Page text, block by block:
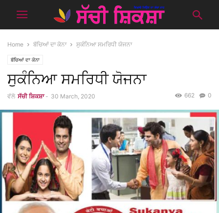
Home ਬੱਚਿਆਂ ਦਾ ਕੋਨਾ ਸੁਕੰਨਿਆ ਸਮਰਿਧੀ ਯੋਜਨਾ
ਬੱਚਿਆਂ ਦਾ ਕੋਨਾ
ਸੁਕੰਨਿਆ ਸਮਰਿਧੀ ਯੋਜਨਾ
ਵੱਲੋ ਸੱਚੀ ਸ਼ਿਕਸ਼ਾ - 30 March, 2020 0
662